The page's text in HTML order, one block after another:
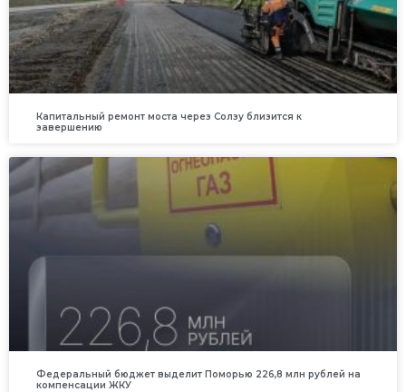
Капитальный ремонт моста через Солзу близится к
завершению
Федеральный бюджет выделит Поморью 226,8 млн рублей на
компенсации ЖКУ